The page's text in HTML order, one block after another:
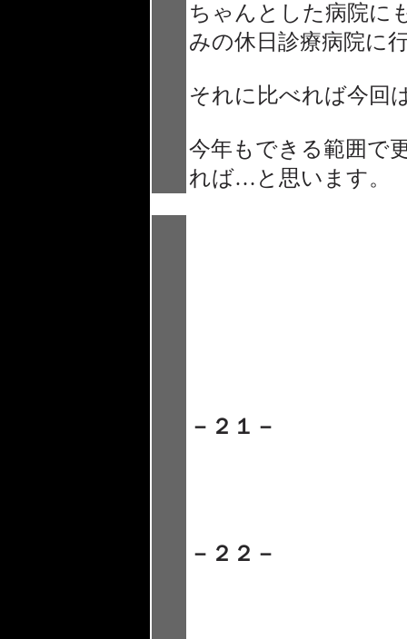
ちゃんとした病院に
みの休日診療病院に
それに比べれば今回
今年もできる範囲で
れば…と思います。
－２１－
－２２－